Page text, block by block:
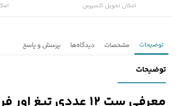
امکان تحویل اکسپرس
توضیحات مشخصات دیدگاه‌ها پرسش و پاسخ
توضیحات